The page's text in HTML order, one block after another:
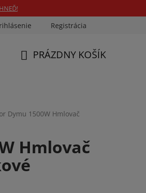
na mieru Preukazové Foto
Registrácia
PRÁZDNY KOŠÍK
Dymu 1500W Hmlovač
Hmlovač